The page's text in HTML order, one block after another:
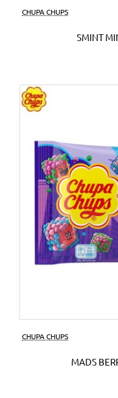
CHUPA CHUPS
SMINT
CHUPA CHUPS
MADS